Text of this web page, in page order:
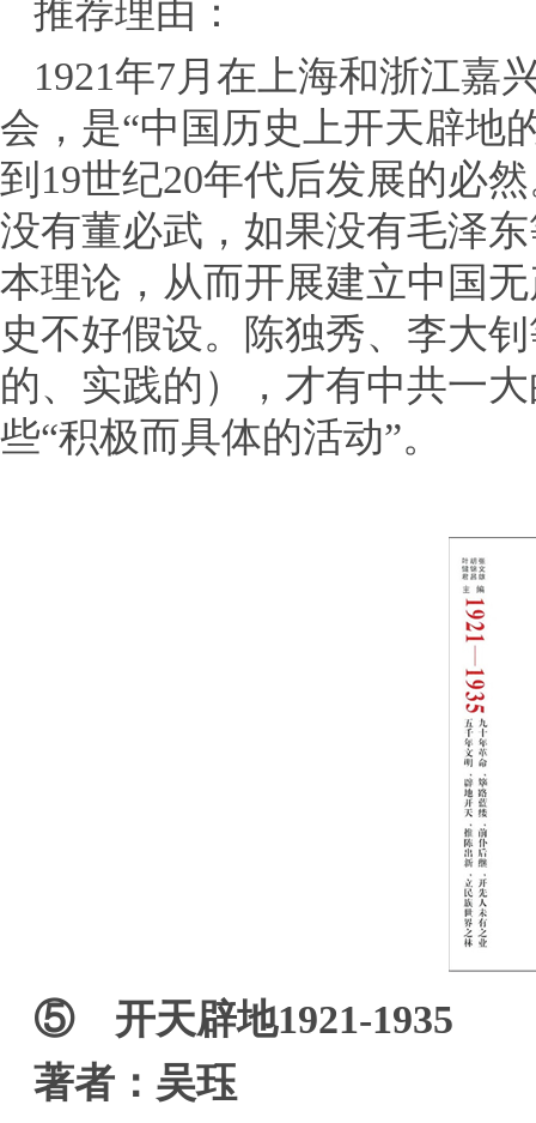
推荐理由：
1921年7月在上海和浙江嘉
会，是“中国历史上开天辟地
到19世纪20年代后发展的必
没有董必武，如果没有毛泽
本理论，从而开展建立中国
史不好假设。陈独秀、李大
的、实践的），才有中共一
些“积极而具体的活动”。
⑤ 开天辟地1921-1935
著者：吴珏